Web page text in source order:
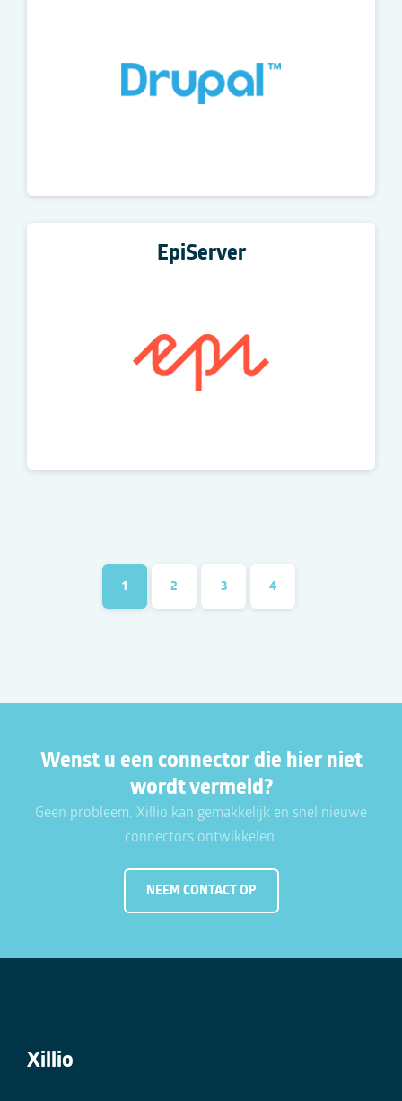
EpiServer
1 2 3 4
Wenst u een connector die hier niet
wordt vermeld?
Geen probleem. Xillio kan gemakkelijk en snel nieuwe
connectors ontwikkelen.
NEEM CONTACT OP
Xillio